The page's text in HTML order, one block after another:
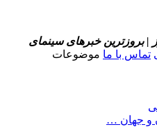
| بروزترین خبرهای سینمای
تماس با ما موضوعات
و جهان …